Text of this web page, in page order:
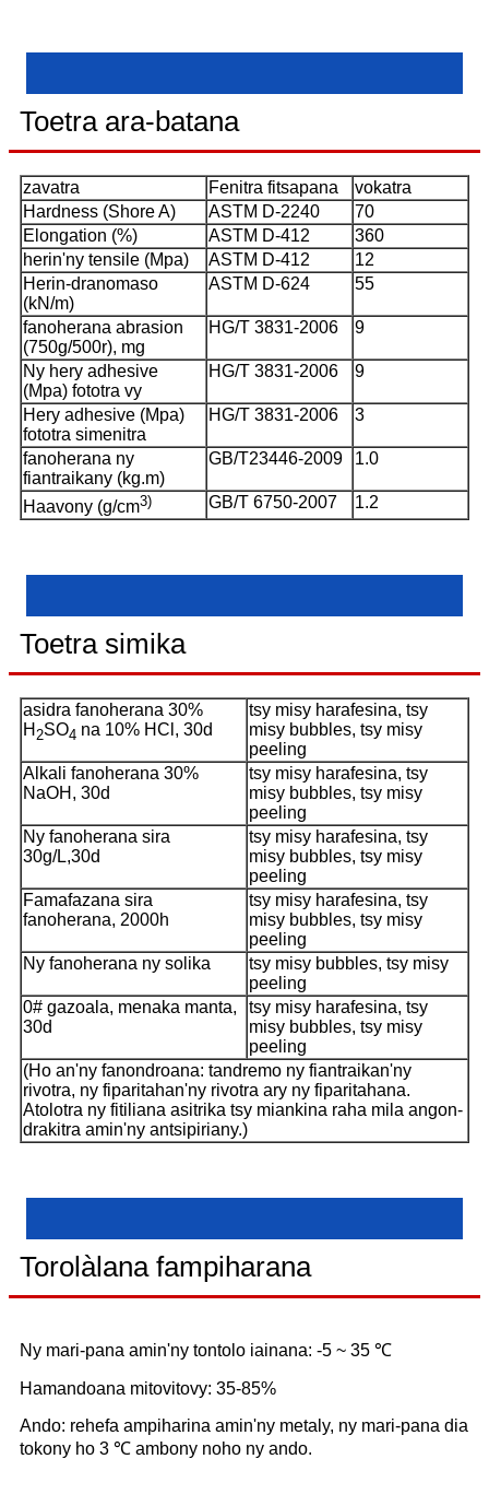
Toetra ara-batana
zavatra Fenitra fitsapana
vokatra
Hardness (Shore A)
ASTM D-2240
70
Elongation (%)
ASTM D-412
360
herin'ny tensile (Mpa)
ASTM D-412
12
Herin-dranomaso
(kN/m)
ASTM D-624 55
fanoherana abrasion
(750g/500r), mg
HG/T 3831-2006 9
Ny hery adhesive
(Mpa) fototra vy
HG/T 3831-2006 9
Hery adhesive (Mpa)
fototra simenitra
HG/T 3831-2006 3
fanoherana ny
fiantraikany (kg.m)
GB/T23446-2009 1.0
Haavony (g/cm3) GB/T 6750-2007 1.2
Toetra simika
asidra fanoherana 30%
H 2SO4 na 10% HCl, 30d
tsy misy harafesina, tsy
misy bubbles, tsy misy
peeling
Alkali fanoherana 30%
NaOH, 30d
tsy misy harafesina, tsy
misy bubbles, tsy misy
peeling
Ny fanoherana sira
30g/L,30d
tsy misy harafesina, tsy
misy bubbles, tsy misy
peeling
Famafazana sira
fanoherana, 2000h
tsy misy harafesina, tsy
misy bubbles, tsy misy
peeling
Ny fanoherana ny solika
tsy misy bubbles, tsy misy
peeling
0# gazoala, menaka manta,
30d
tsy misy harafesina, tsy
misy bubbles, tsy misy
peeling
(Ho an'ny fanondroana: tandremo ny fiantraikan'ny
rivotra, ny fiparitahan'ny rivotra ary ny fiparitahana.
Atolotra ny fitiliana asitrika tsy miankina raha mila angon-
drakitra amin'ny antsipiriany.)
Torolàlana fampiharana
Ny mari-pana amin'ny tontolo iainana: -5 ~ 35 ℃
Hamandoana mitovitovy: 35-85%
Ando: rehefa ampiharina amin'ny metaly, ny mari-pana dia
tokony ho 3 ℃ ambony noho ny ando.